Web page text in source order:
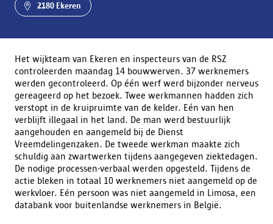
2180 Ekeren
Het wijkteam van Ekeren en inspecteurs van de RSZ
controleerden maandag 14 bouwwerven. 37 werknemers
werden gecontroleerd. Op één werf werd bijzonder nerveus
gereageerd op het bezoek. Twee werkmannen hadden zich
verstopt in de kruipruimte van de kelder. Eén van hen
verblijft illegaal in het land. De man werd bestuurlijk
aangehouden en aangemeld bij de Dienst
Vreemdelingenzaken. De tweede werkman maakte zich
schuldig aan zwartwerken tijdens aangegeven ziektedagen.
De nodige processen-verbaal werden opgesteld. Tijdens de
actie bleken in totaal 10 werknemers niet aangemeld op de
werkvloer. Eén persoon was niet aangemeld in Limosa, een
databank voor buitenlandse werknemers in België.